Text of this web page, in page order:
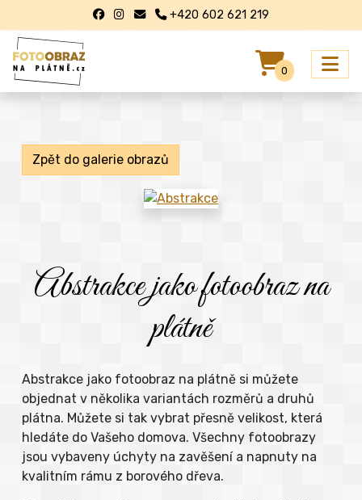
+420 602 621 219
0
Zpět do galerie obrazů
Abstrakce jako fotoobraz na
plátně
Abstrakce jako fotoobraz na plátně si můžete
objednat v několika variantách rozměrů a druhů
plátna. Můžete si tak vybrat přesně velikost, která
hledáte do Vašeho domova. Všechny fotoobrazy
jsou vybaveny úchyty na zavěšení a napnuty na
kvalitním rámu z borového dřeva.